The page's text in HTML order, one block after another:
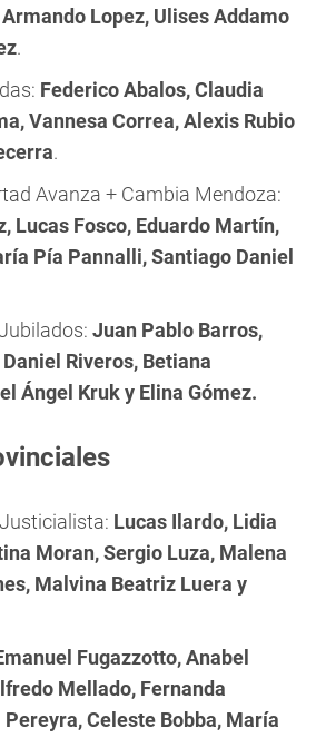
Lopez, Ulises Addamo
.
Federico Abalos,Claudia
Vannesa Correa, Alexis Rubio
.
Avanza + Cambia Mendoza:
Lucas Fosco, Eduardo Martín,
Pía Pannalli, Santiago Daniel
Juan Pablo Barros,
Riveros, Betiana
Ángel Kruk y Elina Gómez.
Lucas Ilardo, Lidia
Moran, Sergio Luza, Malena
Malvina Beatriz Luera y
Fugazzotto,Anabel
Mellado, Fernanda
Celeste Bobba, María